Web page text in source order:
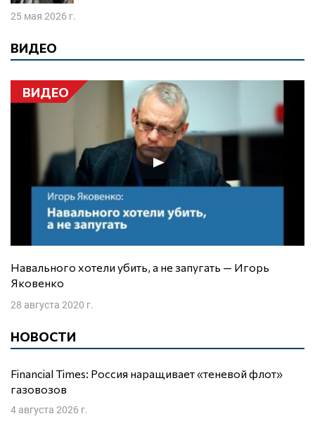
25 мая 2026 г.
ВИДЕО
ВИДЕО
Навального хотели убить, а не запугать — Игорь
Яковенко
28 августа 2020 г.
НОВОСТИ
Financial Times: Россия наращивает «теневой флот»
газовозов
4 августа 2026 г.